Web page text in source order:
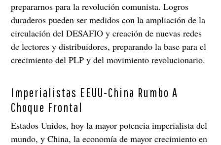
prepararnos para la revolución comunista. Logros
duraderos pueden ser medidos con la ampliación de la
circulación del DESAFIO y creación de nuevas redes
de lectores y distribuidores, preparando la base para el
crecimiento del PLP y del movimiento revolucionario.
Imperialistas EEUU-China Rumbo A
Choque Frontal
Estados Unidos, hoy la mayor potencia imperialista del
mundo, y China, la economía de mayor crecimiento en